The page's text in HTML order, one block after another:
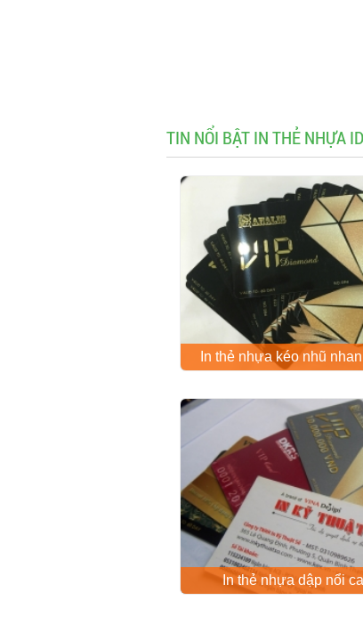
TIN NỔI BẬT IN THẺ NHỰA ID
In thẻ nhựa kéo nhũ
In thẻ nhựa dập nổi